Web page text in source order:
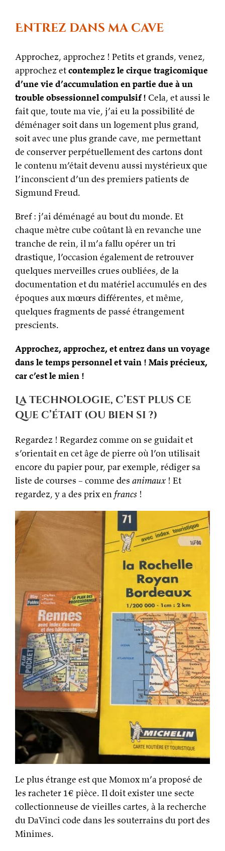
dans
Entrez dans ma cave
Approchez, approchez ! Petits et grands, venez,
approchez etcontemplez le cirque tragicomique
d’une vie d’accumulation en partie due à un
trouble obsessionnel compulsif ! Cela, et aussi le
fait que, toute ma vie, j’ai eu la possibilité de
déménager soit dans un logement plus grand,
soit avec une plus grande cave, me permettant
de conserver perpétuellement des cartons dont
le contenu m’était devenu aussi mystérieux que
l’inconscient d’un des premiers patients de
Sigmund Freud.
Bref : j’ai déménagé au bout du monde. Et
chaque mètre cube coûtant là en revanche une
tranche de rein, il m’a fallu opérer un tri
drastique, l’occasion également de retrouver
quelques merveilles crues oubliées, de la
documentation et du matériel accumulés en des
époques aux mœurs différentes, et même,
quelques fragments de passé étrangement
prescients.
Approchez, approchez, et entrez dans un voyage
dans le temps personnel et vain ! Mais précieux,
car c’est le mien !
La technologie, c’est plus ce
que c’était (ou bien si ?)
Regardez ! Regardez comme on se guidait et
s’orientait en cet âge de pierre où l’on utilisait
encore du papier pour, par exemple, rédiger sa
liste de courses – comme des animaux ! Et
regardez, y a des prix enfrancs !
Le plus étrange est que Momox m’a proposé de
les racheter 1€ pièce. Il doit exister une secte
collectionneuse de vieilles cartes, à la recherche
du DaVinci code dans les souterrains du port des
Minimes.